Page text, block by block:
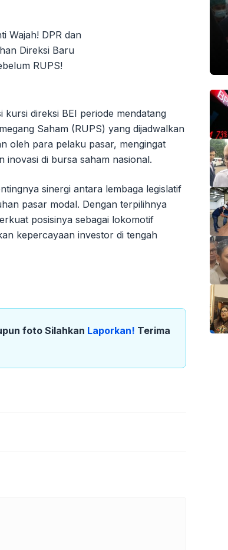
kursi direksi BEI periode mendatang
Saham (RUPS) yang dijadwalkan
oleh para pelaku pasar, mengingat
inovasi di bursa saham nasional.
sinergi antara lembaga legislatif
pasar modal. Dengan terpilihnya
posisinya sebagai lokomotif
kepercayaan investor di tengah
foto Silahkan Laporkan! Terima